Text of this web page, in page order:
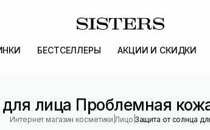
БЕСТСЕЛЛЕРЫ АКЦИИ И СКИДКИ
лица Проблемная
Интернет магазин косметики |Лицо |Защита от солнца